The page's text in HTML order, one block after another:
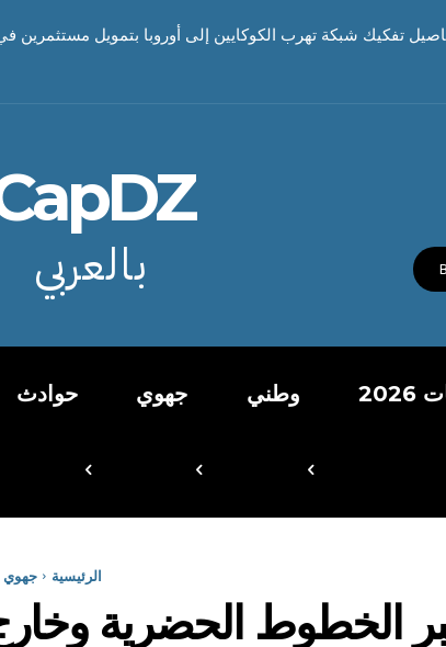
تفكيك شبكة تهرب الكوكايين إلى أوروبا بتمويل مستثمرين في دبي وحجز
بالعربي
وطني جهوي حوادث
الرئيسية جهوي